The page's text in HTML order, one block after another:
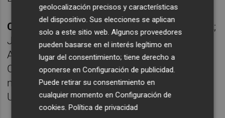
Club Deportivo Mirandés, 3:
Raúl Fernández;
Juan Gutiérrez, Postigo, Eguiluz (Julio
Alonso, m.46), Parada; Alberto Reina (Álex
Calvo, m.57), Gorrotxategi (Ander Martín,
m.57), Joel Roca (Carlo, m.57), Iker Benito;
Urko Izeta y Panichelli (Butzke, m.46).
geolocalización precisos y características
del dispositivo. Sus elecciones se aplican
solo a este sitio web. Algunos proveedores
pueden basarse en el interés legítimo en
lugar del consentimiento; tiene derecho a
oponerse enConfiguración de publicidad
Puede retirar su consentimiento en
cualquier momento enConfiguración de
cookies .Política de privacidad